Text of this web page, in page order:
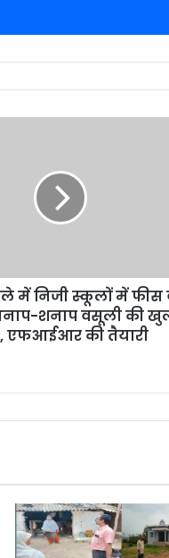
में निजी स्कूलों में फीस
शनाप वसूली की
एफआईआर की तैयारी